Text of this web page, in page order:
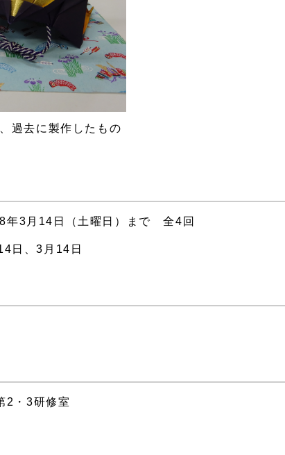
過去に製作したもの
年3月14日（土曜日）まで 全4回
日、3月14日
2・3研修室